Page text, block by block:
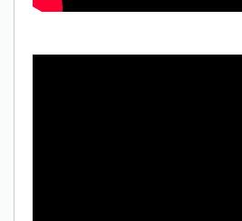
Only play atJoo casinoif you